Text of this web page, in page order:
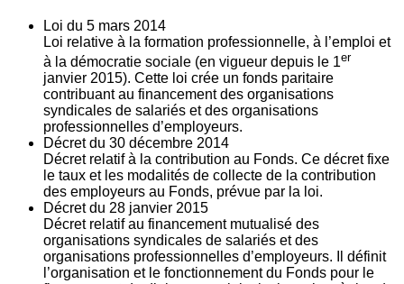
Loi du 5 mars 2014
Loi relative à la formation professionnelle, à l’emploi et
à la démocratie sociale (en vigueur depuis le 1er
janvier 2015). Cette loi crée un fonds paritaire
contribuant au financement des organisations
syndicales de salariés et des organisations
professionnelles d’employeurs.
Décret du 30 décembre 2014
Décret relatif à la contribution au Fonds. Ce décret fixe
le taux et les modalités de collecte de la contribution
des employeurs au Fonds, prévue par la loi.
Décret du 28 janvier 2015
Décret relatif au financement mutualisé des
organisations syndicales de salariés et des
organisations professionnelles d’employeurs. Il définit
l’organisation et le fonctionnement du Fonds pour le